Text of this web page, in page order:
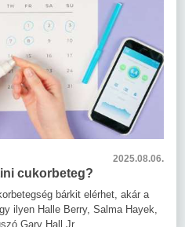
2025.08.06.
cukorbeteg?
bárkit elérhet, akár a
ilyen Halle Berry, Salma Hayek,
Gary Hall Jr.